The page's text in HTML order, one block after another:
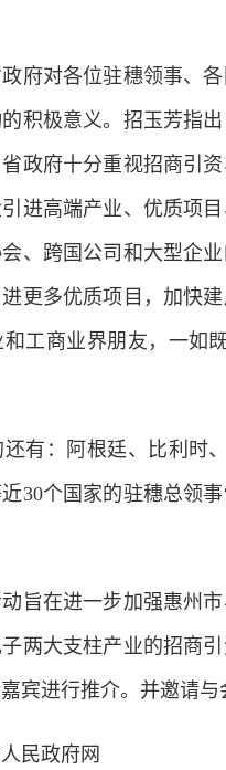
对各位驻穗领事、各
积极意义。招玉芳指
政府十分重视招商引
进高端产业、优质项
、跨国公司和大型企
更多优质项目，加快
工商业界朋友，一如
：阿根廷、比利时、
30个国家的驻穗总领
在进一步加强惠州市
两大支柱产业的招商
宾进行推介。并邀请
民政府网